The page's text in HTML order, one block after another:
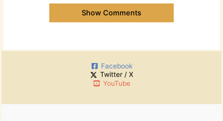
Show Comments
Facebook
Twitter / X
YouTube